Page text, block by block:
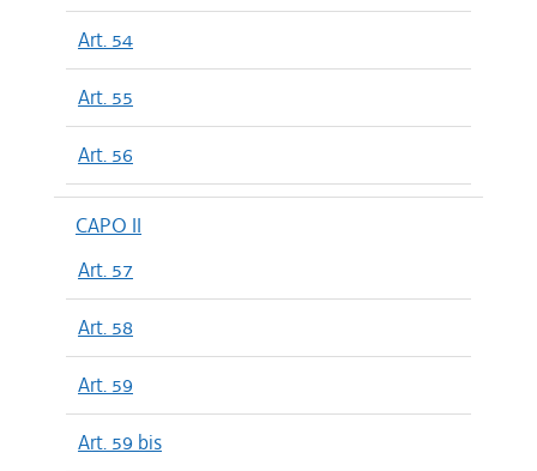
Art. 54
Art. 55
Art. 56
CAPO II
Art. 57
Art. 58
Art. 59
Art. 59 bis